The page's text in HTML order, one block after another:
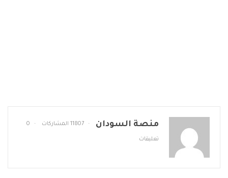
منصة السودان 11807 المشاركات 0
تعليقات